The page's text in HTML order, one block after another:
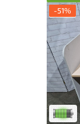
-51%
У
следы